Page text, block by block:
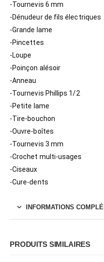
-Tournevis 6 mm
-Dénudeur de fils électriques
-Grande lame
-Pincettes
-Loupe
-Poinçon alésoir
-Anneau
-Tournevis Phillips 1/2
-Petite lame
-Tire-bouchon
-Ouvre-boîtes
-Tournevis 3 mm
-Crochet multi-usages
-Ciseaux
-Cure-dents
INFORMATIONS
PRODUITS SIMILAIRES